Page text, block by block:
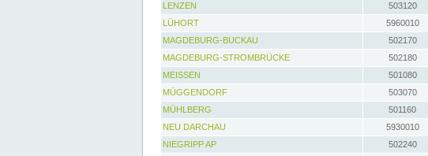
LENZEN
503120
LÜHORT
5960010
MAGDEBURG-BUCKAU
502170
MAGDEBURG-STROMBRÜCKE
502180
MEISSEN
501080
MÜGGENDORF
503070
MÜHLBERG
501160
NEU DARCHAU
5930010
NIEGRIPP AP
502240